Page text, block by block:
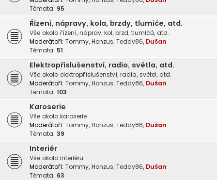
Témata: 95
Řízení, nápravy, kola, brzdy, tlumiče, atd.
Vše okolo řízení, náprav, kol, brzd, tlumičů, atd.
Moderátoři: Tommy, Honzus, Teddy86, Dušan
Témata: 51
Elektropříslušenství, radio, světla, atd.
Vše okolo elektropříslušenství, radia, světel, atd.
Moderátoři: Tommy, Honzus, Teddy86, Dušan
Témata: 103
Karoserie
Vše okolo karoserie
Moderátoři: Tommy, Honzus, Teddy86, Dušan
Témata: 39
Interiér
Vše okolo interiéru
Moderátoři: Tommy, Honzus, Teddy86, Dušan
Témata: 63